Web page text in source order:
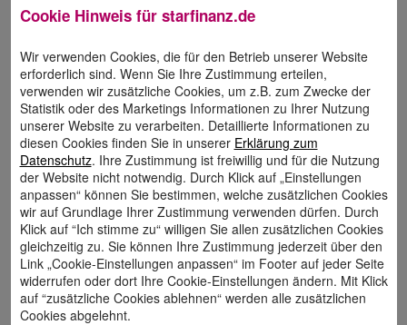
gemeinsam mit dem Team die
Was begeistert dich an deiner Arbeit?
Wir Product Owner begleiten den
ganzen Entwicklungsprozess – von
der ersten Ideenfindung und User
Research bis zum Release und
Kundenfeedback. Es ist spannend,
direkt mitzuerleben, wie
Kundenprobleme gelöst werden. Auch
das Produkt StarMoney selbst ist
unheimlich vielfältig und es gibt
Cookie Hinweis für starfinanz.de
Wir verwenden Cookies, die für den Betrieb unserer Website
erforderlich sind. Wenn Sie Ihre Zustimmung erteilen,
verwenden wir zusätzliche Cookies, um z.B. zum Zwecke der
Statistik oder des Marketings Informationen zu Ihrer Nutzung
unserer Website zu verarbeiten. Detaillierte Informationen zu
diesen Cookies finden Sie in unserer Erklärung zum
Datenschutz. Ihre Zustimmung ist freiwillig und für die Nutzung
der Website nicht notwendig. Durch Klick auf „Einstellungen
anpassen“ können Sie bestimmen, welche zusätzlichen Cookies
wir auf Grundlage Ihrer Zustimmung verwenden dürfen. Durch
Klick auf “Ich stimme zu“ willigen Sie allen zusätzlichen Cookies
gleichzeitig zu. Sie können Ihre Zustimmung jederzeit über den
Link „Cookie-Einstellungen anpassen“ im Footer auf jeder Seite
widerrufen oder dort Ihre Cookie-Einstellungen ändern. Mit Klick
auf “zusätzliche Cookies ablehnen“ werden alle zusätzlichen
Cookies abgelehnt.